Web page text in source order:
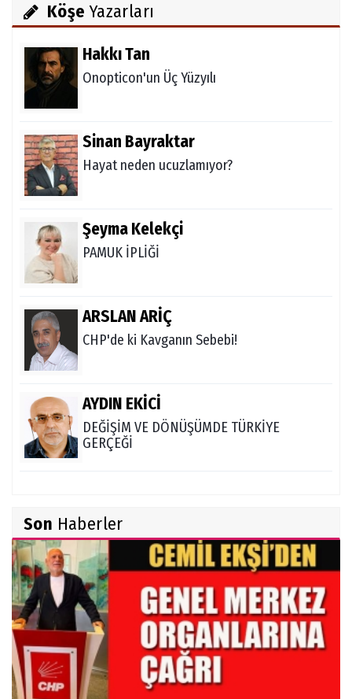
Köşe Yazarları
Hakkı Tan
Onopticon'un Üç Yüzyılı
Sinan Bayraktar
Hayat neden ucuzlamıyor?
Şeyma Kelekçi
PAMUK İPLİĞİ
ARSLAN ARİÇ
CHP'de ki Kavganın Sebebi!
AYDIN EKİCİ
DEĞİŞİM VE DÖNÜŞÜMDE TÜRKİYE
GERÇEĞİ
Son Haberler